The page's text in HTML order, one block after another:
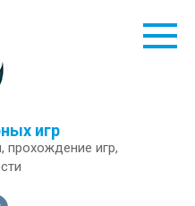
игр
игр,